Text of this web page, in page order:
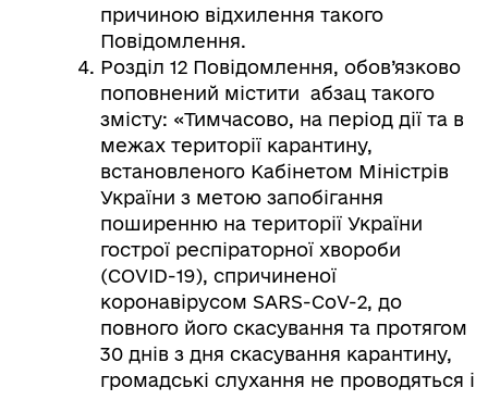
причиною відхилення такого
Повідомлення.
Розділ 12 Повідомлення, обов’язково
поповнений містити абзац такого
змісту: «Тимчасово, на період дії та в
межах території карантину,
встановленого Кабінетом Міністрів
України з метою запобігання
поширенню на території України
гострої респіраторної хвороби
(COVID-19), спричиненої
коронавірусом SARS-CoV-2, до
повного його скасування та протягом
30 днів з дня скасування карантину,
громадські слухання не проводяться і